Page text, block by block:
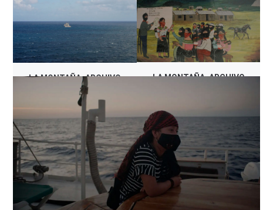
LA MONTAÑA, ARCHIVO
FIC UNAM
LA MONTAÑA, ARCHIVO